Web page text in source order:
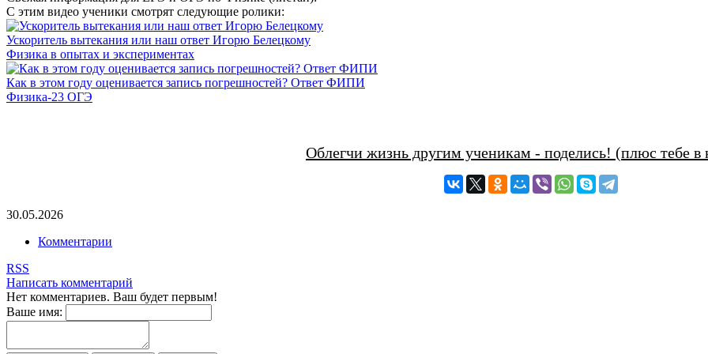
С этим видео ученики смотрят следующие ролики:
Ускоритель вытекания или наш ответ Игорю Белецкому
Физика в опытах и экспериментах
Как в этом году оценивается запись погрешностей? Ответ ФИПИ
Физика-23 ОГЭ
Облегчи жизнь другим ученикам - поделись! (плюс тебе в
30.05.2026
Комментарии
RSS
Написать комментарий
Нет комментариев. Ваш будет первым!
Ваше имя: